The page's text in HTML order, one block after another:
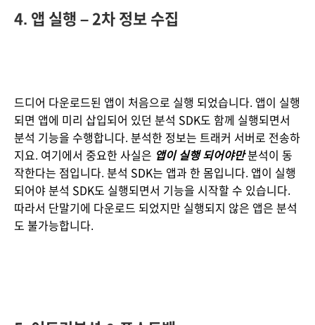
4. 앱 실행 – 2차 정보 수집
드디어 다운로드된 앱이 처음으로 실행 되었습니다. 앱이 실행
되면 앱에 미리 삽입되어 있던 분석 SDK도 함께 실행되면서
분석 기능을 수행합니다. 분석한 정보는 트래커 서버로 전송하
지요. 여기에서 중요한 사실은 앱이 실행 되어야만 분석이 동
작한다는 점입니다. 분석 SDK는 앱과 한 몸입니다. 앱이 실행
되어야 분석 SDK도 실행되면서 기능을 시작할 수 있습니다.
따라서 단말기에 다운로드 되었지만 실행되지 않은 앱은 분석
도 불가능합니다.